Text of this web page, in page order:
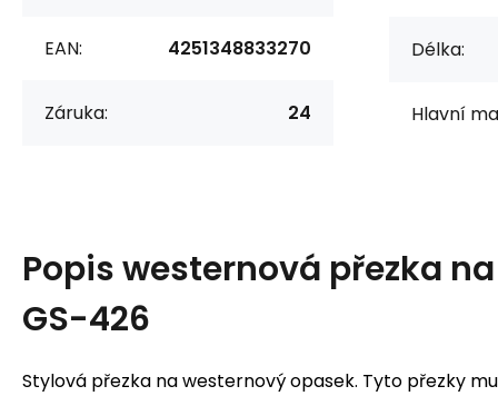
EAN: 4251348833270
Záruka: 24
Délka:
Hlavní
Popiswesternová přezka
GS-426
Stylová přezka na westernový opasek. Tyto přezky